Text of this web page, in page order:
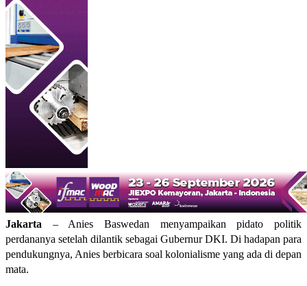
Jakarta – Anies Baswedan menyampaikan pidato politik
perdananya setelah dilantik sebagai Gubernur DKI. Di hadapan para
pendukungnya, Anies berbicara soal kolonialisme yang ada di depan
mata.